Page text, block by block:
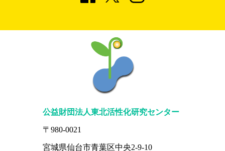
公益財団法人東北活性化研究センター
〒980-0021
宮城県仙台市青葉区中央2-9-10